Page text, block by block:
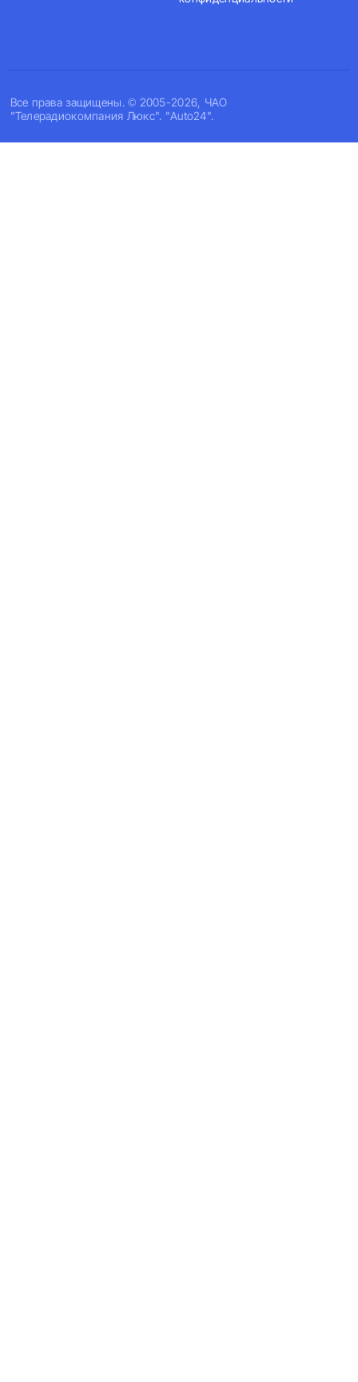
Все права защищены. © 2005-2026, ЧАО
"Телерадиокомпания Люкс". "Auto24".